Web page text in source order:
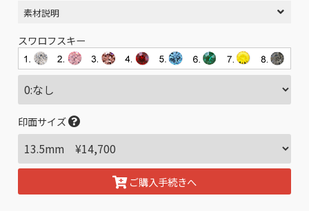
素材説明
スワロフスキー
印面サイズ
ご購入手続きへ